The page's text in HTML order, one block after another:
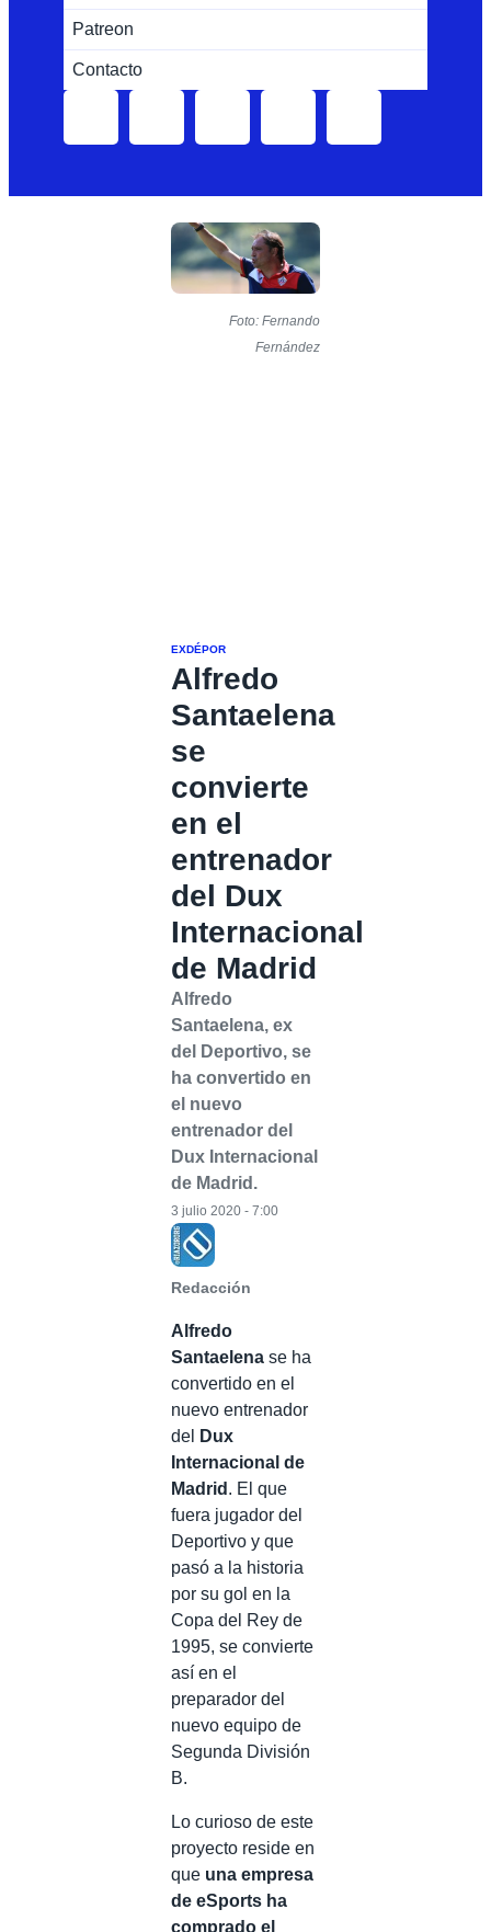
Patreon
Contacto
Foto: Fernando
Fernández
EXDÉPOR
Alfredo
Santaelena
se
convierte
en el
entrenador
del Dux
Internacional
de Madrid
Alfredo
Santaelena, ex
del Deportivo, se
ha convertido en
el nuevo
entrenador del
Dux Internacional
de Madrid.
Redacción
3 julio 2020 - 7:00
Alfredo
Santaelena se ha
convertido en el
nuevo entrenador
del
Dux
Internacional de
Madrid . El que
fuera jugador del
Deportivo y que
pasó a la historia
por su gol en la
Copa del Rey de
1995, se convierte
así en el
preparador del
nuevo equipo de
Segunda División
B.
Lo curioso de este
proyecto reside en
que una empresa
de eSports ha
comprado el